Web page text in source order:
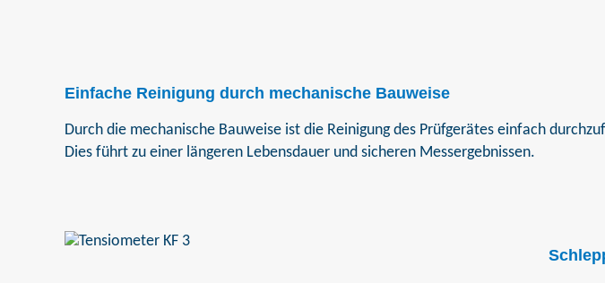
Einfache Reinigung durch mechanische Bauweise
Durch die mechanische Bauweise ist die Reinigung des Prüfgerätes einfach
Dies führt zu einer längeren Lebensdauer und sicheren Messergebnissen.